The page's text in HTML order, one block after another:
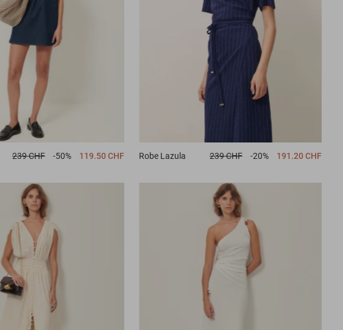
239 CHF -50% 119.50 CHF Robe Lazula 239 CHF -20% 191.20 CHF